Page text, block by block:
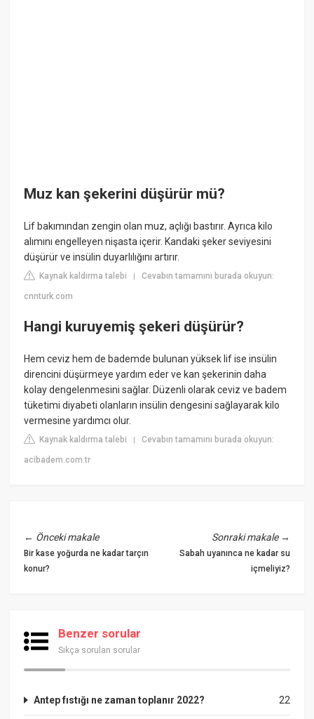
Muz kan şekerini düşürür mü?
Lif bakımından zengin olan muz, açlığı bastırır. Ayrıca kilo
alımını engelleyen nişasta içerir. Kandaki şeker seviyesini
düşürür ve insülin duyarlılığını artırır.
Kaynak kaldırma talebi |Cevabın tamamını burada okuyun:
cnnturk.com
Hangi kuruyemiş şekeri düşürür?
Hem ceviz hem de bademde bulunan yüksek lif ise insülin
direncini düşürmeye yardım eder ve kan şekerinin daha
kolay dengelenmesini sağlar. Düzenli olarak ceviz ve badem
tüketimi diyabeti olanların insülin dengesini sağlayarak kilo
vermesine yardımcı olur.
Kaynak kaldırma talebi |Cevabın tamamını burada okuyun:
acibadem.com.tr
← Önceki makale
Bir kase yoğurda ne kadar tarçın
konur?
Sonraki makale→
Sabah uyanınca ne kadar su
içmeliyiz?
Benzer sorular
Sıkça sorulan sorular
22
Antep fıstığı ne zaman toplanır 2022?